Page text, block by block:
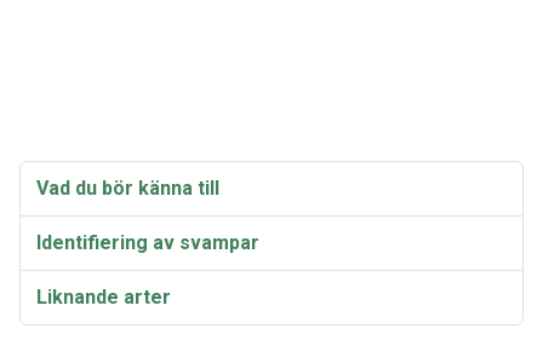
Vad du bör känna till
Identifiering av svampar
Liknande arter